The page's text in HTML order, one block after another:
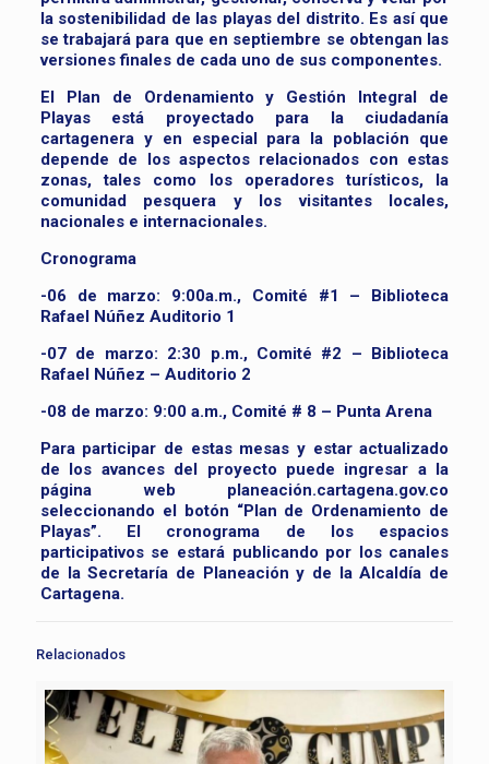
la sostenibilidad de las playas del distrito. Es así que
se trabajará para que en septiembre se obtengan las
versiones finales de cada uno de sus componentes.
El Plan de Ordenamiento y Gestión Integral de
Playas está proyectado para la ciudadanía
cartagenera y en especial para la población que
depende de los aspectos relacionados con estas
zonas, tales como los operadores turísticos, la
comunidad pesquera y los visitantes locales,
nacionales e internacionales.
Cronograma
-06 de marzo: 9:00a.m., Comité #1 – Biblioteca
Rafael Núñez Auditorio 1
-07 de marzo: 2:30 p.m., Comité #2 – Biblioteca
Rafael Núñez – Auditorio 2
-08 de marzo: 9:00 a.m., Comité # 8 – Punta Arena
Para participar de estas mesas y estar actualizado
de los avances del proyecto puede ingresar a la
página web planeación.cartagena.gov.co
seleccionando el botón “Plan de Ordenamiento de
Playas”. El cronograma de los espacios
participativos se estará publicando por los canales
de la Secretaría de Planeación y de la Alcaldía de
Cartagena.
Relacionados